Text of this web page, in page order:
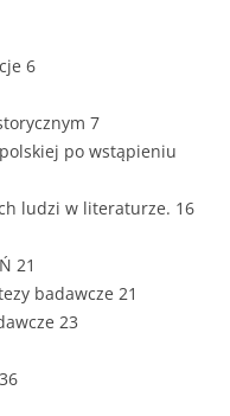
6
7
po wstąpieniu
ludzi w literaturze. 16
21
badawcze 21
23